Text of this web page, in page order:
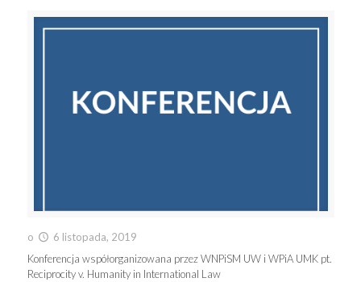
o
6 listopada, 2019
Konferencja współorganizowana przez WNPiSM UW i WPiA UMK pt.
Reciprocity v. Humanity in International Law